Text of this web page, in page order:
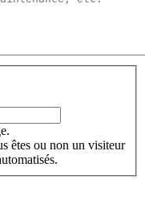
êtes ou non un visiteur